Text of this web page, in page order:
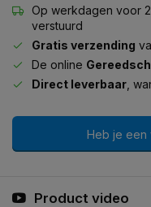
Op werkdagen voor
verstuurd
Gratis verzending
De online
Direct leverbaar ,
Heb je een
Product video